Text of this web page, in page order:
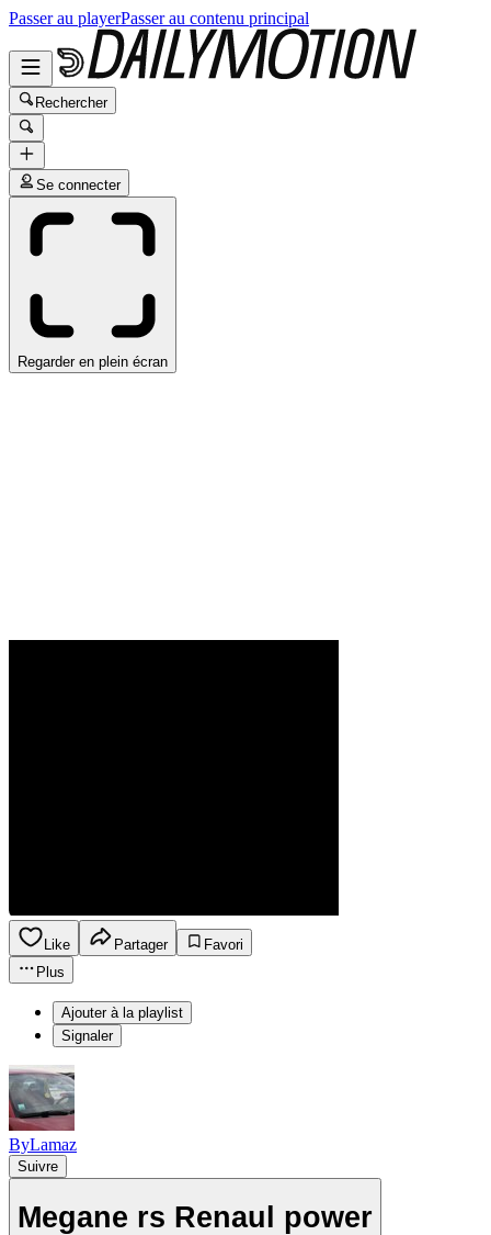
Passer au playerPasser au contenu principal
Rechercher
Se connecter
Regarder en plein écran
Like Partager
Favori
Plus
Ajouter à la playlist
Signaler
ByLamaz
Suivre
Megane rs Renaul power